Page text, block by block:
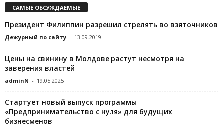
САМЫЕ ОБСУЖДАЕМЫЕ
Президент Филиппин разрешил стрелять во взяточников
Дежурный по сайту - 13.09.2019
Цены на свинину в Молдове растут несмотря на
заверения властей
adminN - 19.05.2025
Стартует новый выпуск программы
«Предпринимательство с нуля» для будущих
бизнесменов